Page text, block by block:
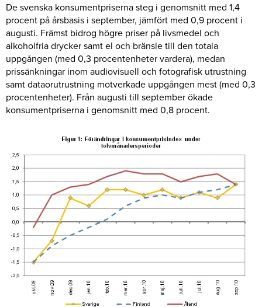
De svenska konsumentpriserna steg i genomsnitt med 1,4
procent på årsbasis i september, jämfört med 0,9 procent i
augusti. Främst bidrog högre priser på livsmedel och
alkoholfria drycker samt el och bränsle till den totala
uppgången (med 0,3 procentenheter vardera), medan
prissänkningar inom audiovisuell och fotografisk utrustning
samt dataorutrustning motverkade uppgången mest (med 0,3
procentenheter). Från augusti till september ökade
konsumentpriserna i genomsnitt med 0,8 procent.